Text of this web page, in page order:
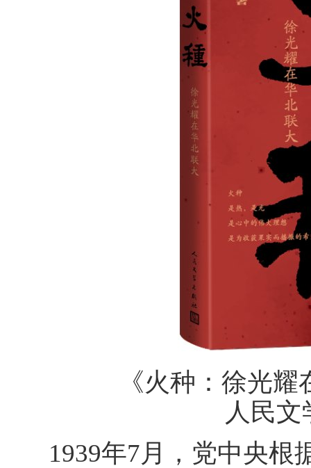
《火种：徐光
人民
1939年7月，党中央根